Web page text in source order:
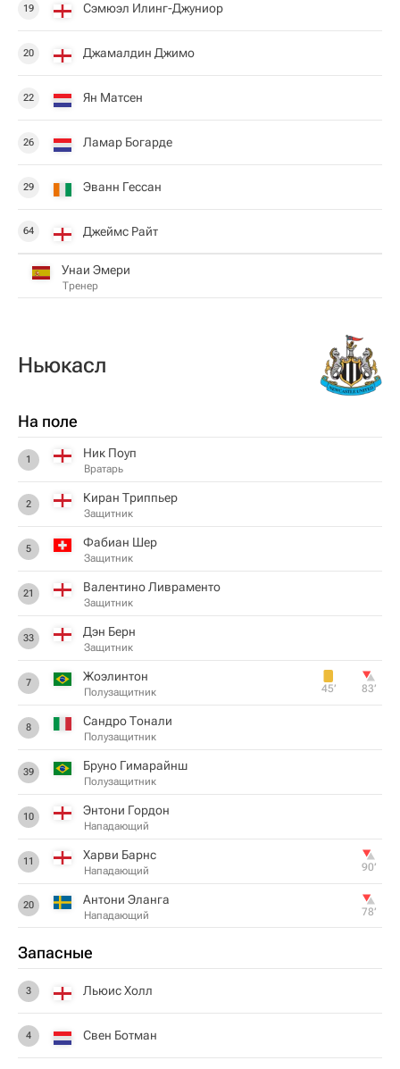
19 Сэмюэл Илинг-Джуниор
20 Джамалдин Джимо
22 Ян Матсен
26 Ламар Богарде
29 Эванн Гессан
64 Джеймс Райт
Унаи Эмери
Тренер
Ньюкасл
На поле
1 Ник Поуп
Вратарь
2 Киран Триппьер
Защитник
5 Фабиан Шер
Защитник
21 Валентино Ливраменто
Защитник
33 Дэн Берн
Защитник
7 Жоэлинтон
Полузащитник 45‎’‎ 83‎’‎
8 Сандро Тонали
Полузащитник
39 Бруно Гимарайнш
Полузащитник
10 Энтони Гордон
Нападающий
11 Харви Барнс
Нападающий 90‎’‎
20 Антони Эланга
Нападающий 78‎’‎
Запасные
3 Льюис Холл
4 Свен Ботман